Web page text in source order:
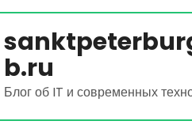
b.ru
Блог об IT и современных